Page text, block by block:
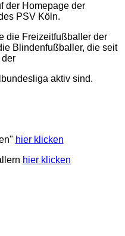
der Homepage der
PSV Köln.
die Freizeitfußballer der
Blindenfußballer, die seit
der
aktiv sind.
hier klicken
hier klicken